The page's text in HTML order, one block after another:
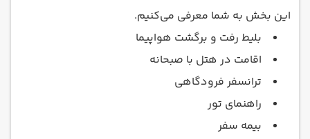
این بخش به شما معرفی می‌کنیم.
بلیط رفت و برگشت هواپیما
اقامت در هتل با صبحانه
ترانسفر فرودگاهی
راهنمای تور
بیمه سفر